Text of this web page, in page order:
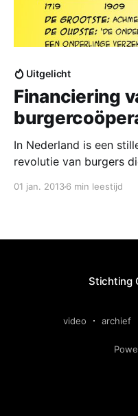
Uitgelicht
Financiering
In Nederland is een
revolutie van burgers
doen zij op
01 jan. 20136 min leestijd
Stichting
video archief